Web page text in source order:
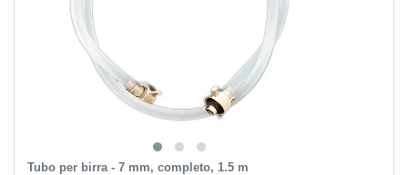
Tubo per birra - 7 mm, completo, 1.5 m